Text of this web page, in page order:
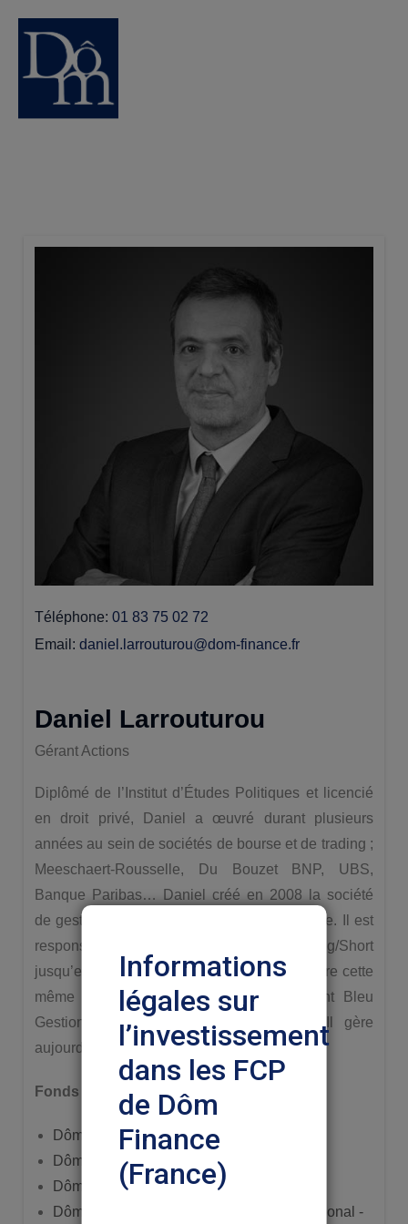
Téléphone 01 83 75 02 72
Email
daniel.larrouturou@dom-finance.fr
Daniel Larrouturou
Gérant Actions
Diplômé de l’Institut d’Études Politiques et licencié
en droit privé, Daniel a œuvré durant plusieurs
années au sein de sociétés de bourse et de trading ;
Meeschaert-Rousselle, Du Bouzet BNP, UBS,
Banque Paribas… Daniel créé en 2008 la société
de gestion alternative Dôm Orchidée Finance. Il est
responsable de la gestion du fonds Long/Short
jusqu’en septembre 2012, avant de poursuivre cette
même activité pour le compte de Diamant Bleu
Gestion qu’il intègre en octobre 2012. Il gère
aujourd’hui le fonds Dôm Orchidée LS.
Fonds gérés
Dôm Orchidée L/S
Dôm Sélection Action Rendement - I
Dôm Sélection Action Rendement - C
Dôm Sélection Action Rendement International -
Informations
légales sur
l’investissement
dans les FCP
de Dôm
Finance
(France)